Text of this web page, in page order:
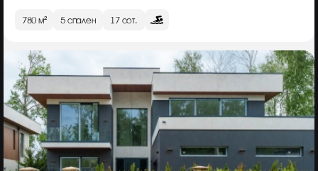
780 м² 5 спален 17 сот.